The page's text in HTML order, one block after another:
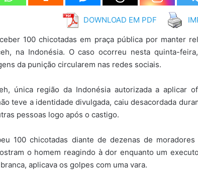
DOWNLOAD EM PDF
100 chicotadas em praça pública por manter
na Indonésia. O caso ocorreu nesta quinta-
da punição circularem nas redes sociais.
única região da Indonésia autorizada a aplicar
teve a identidade divulgada, caiu desacordada
pessoas logo após o castigo.
100 chicotadas diante de dezenas de moradores
o homem reagindo à dor enquanto um
aplicava os golpes com uma vara.